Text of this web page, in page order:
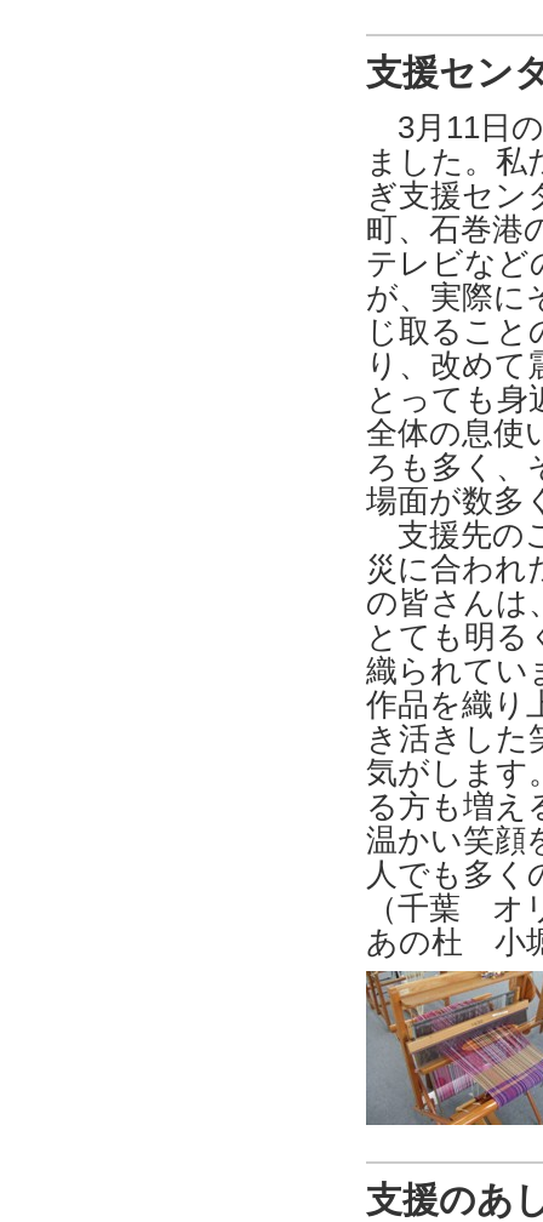
支援セン
3月11日
ました。私
ぎ支援セン
町、石巻港
テレビなど
が、実際に
じ取るこ
り、改めて
とっても身
全体の息使
ろも多く、
場面が数多
支援先の
災に合われ
の皆さんは
とても明る
織られてい
作品を織り
き活きした
気がします
る方も増え
温かい笑顔
人でも多く
（千葉 オ
あの杜 小
支援のあ